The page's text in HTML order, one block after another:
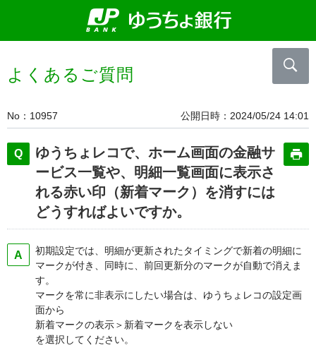
よくあるご質問
No 10957 公開日時 2024/05/24 14:01
ゆうちょレコで、ホーム画面の金融サ
ービス一覧や、明細一覧画面に表示さ
れる赤い印（新着マーク）を消すには
どうすればよいですか。
初期設定では、明細が更新されたタイミングで新着の明細に
マークが付き、同時に、前回更新分のマークが自動で消えま
す。
マークを常に非表示にしたい場合は、ゆうちょレコの設定画
面から
新着マークの表示＞新着マークを表示しない
を選択してください。